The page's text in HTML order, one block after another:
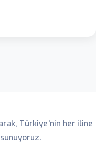
Türkiye'nin her iline